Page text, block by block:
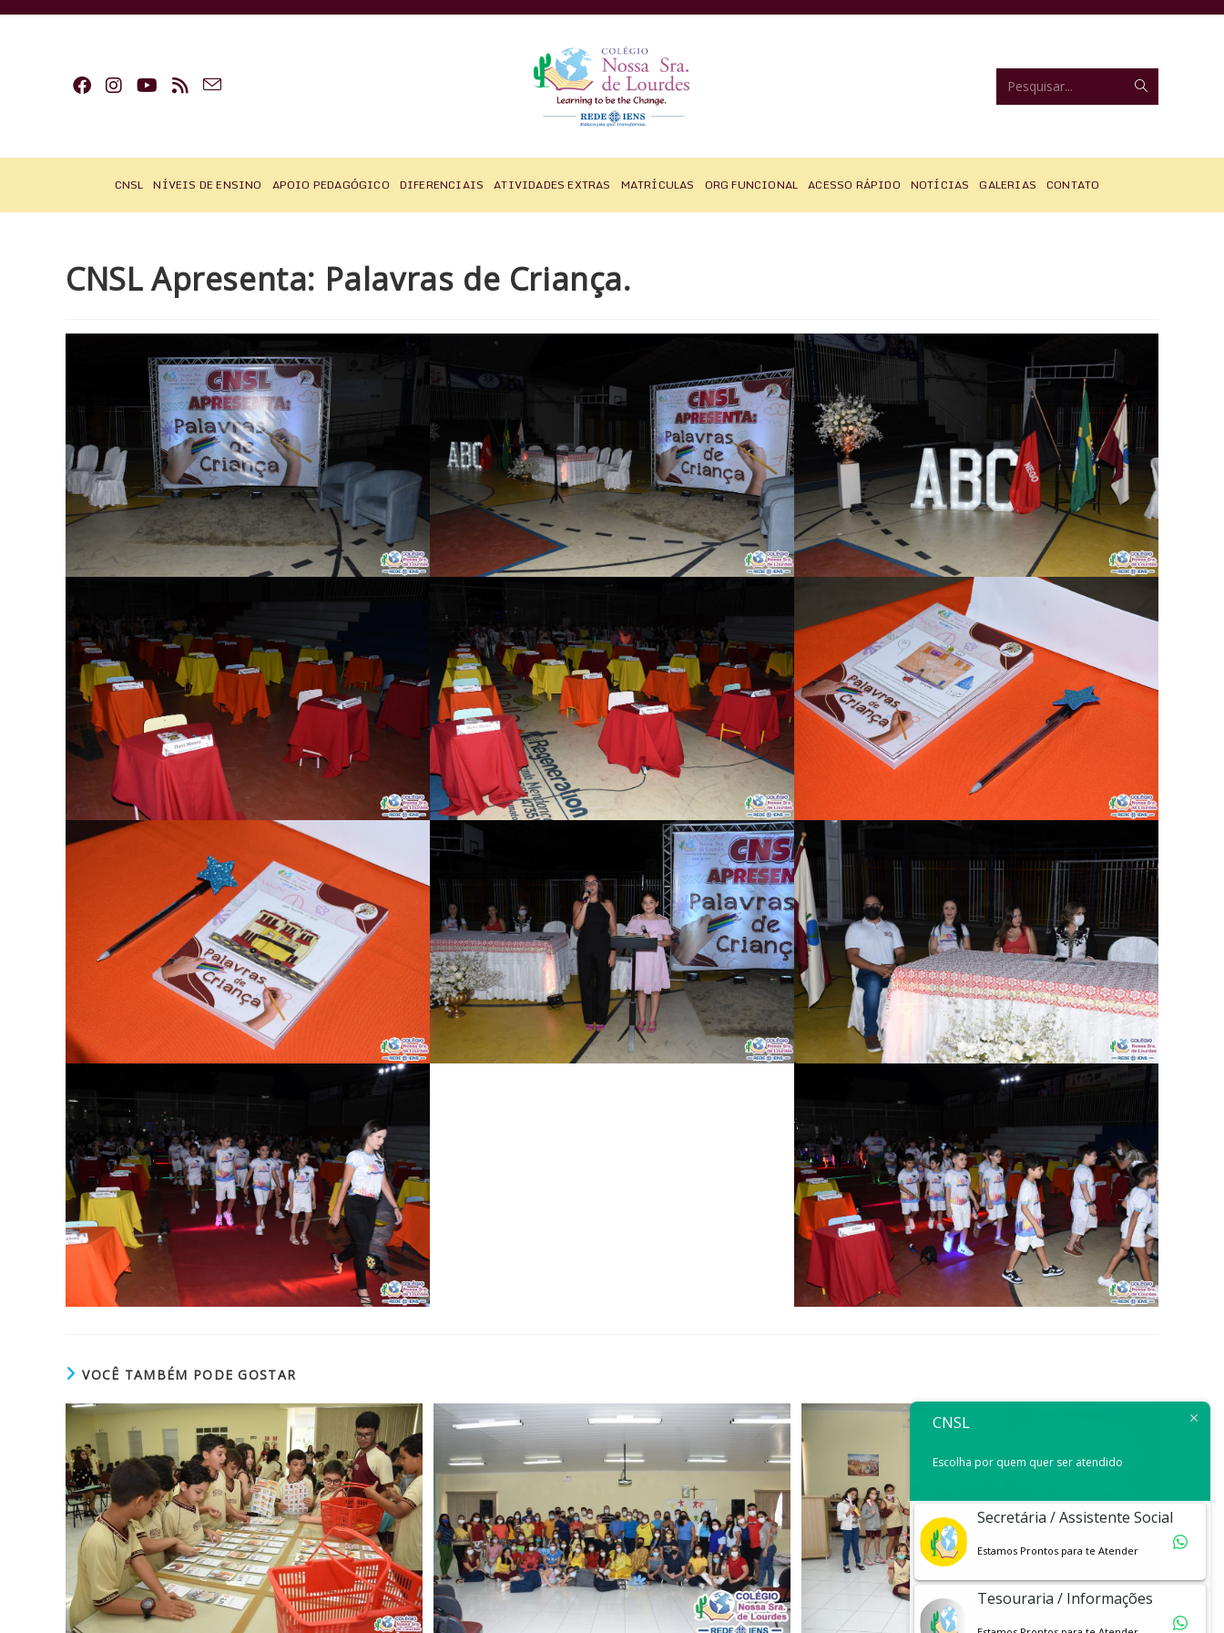
Ir
Pesquisar...
CNSL NÍVEIS DE ENSINO APOIO PEDAGÓGICO DIFERENCIAIS ATIVIDADES EXTRAS MATRÍCULAS ORG FUNCIONAL ACESSO RÁPIDO NOTÍCIAS GALERIAS CONTATO
CNSL Apresenta: Palavras de Criança.
VOCÊ TAMBÉM PODE GOSTAR
CNSL
Escolha por quem quer ser atendido
Secretária / Assistente Social
Estamos Prontos para te Atender
Tesouraria / Informações